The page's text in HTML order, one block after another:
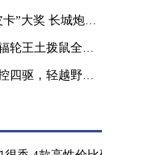
城炮深化全球化布局
顶级自行车品牌排行榜
瑞TJ-1上海车展大放异彩